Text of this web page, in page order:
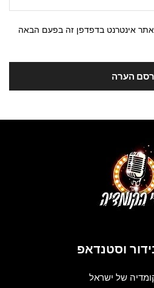
אינטרנט בדפדפן זה בפעם הבאה
וסטנדאפ
של ישראל